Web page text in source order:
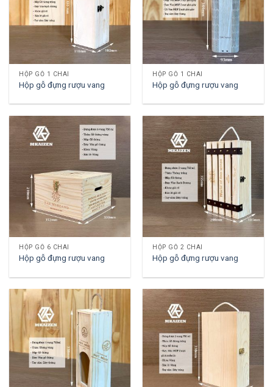
HỘP GỖ 1 CHAI
Hộp gỗ đựng rượu vang
HỘP GỖ 1 CHAI
Hộp gỗ đựng rượu vang
HỘP GỖ 6 CHAI
Hộp gỗ đựng rượu vang
HỘP GỖ 2 CHAI
Hộp gỗ đựng rượu vang